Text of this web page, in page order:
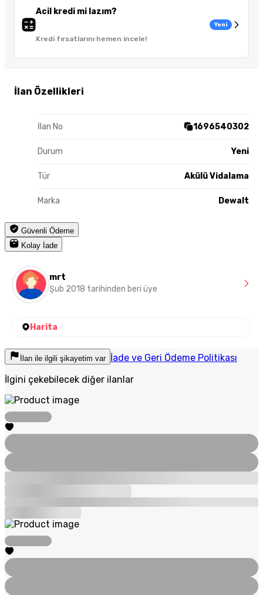
Acil kredi mi lazım?
Kredi fırsatlarını hemen incele!
Yeni
İlan Özellikleri
İlan No 1696540302
Durum Yeni
Tür Akülü Vidalama
Marka Dewalt
Güvenli Ödeme
Kolay İade
mrt
Şub 2018 tarihinden beri üye
Harita
İlan ile ilgili şikayetim var İade ve Geri Ödeme Politikası
İlgini çekebilecek diğer ilanlar